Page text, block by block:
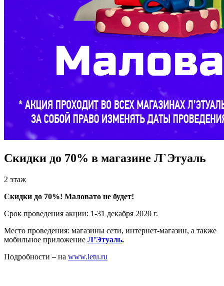
Скидки до 70% в магазине Л`Этуаль
2 этаж
Скидки до 70%! Маловато не будет!
Срок проведения акции: 1-31 декабря 2020 г.
Место проведения: магазины сети, интернет-магазин, а также
мобильное приложение Л’Этуаль.
Подробности – на www.letu.ru